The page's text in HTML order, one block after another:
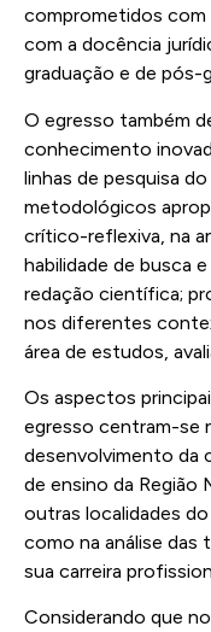
comprometidos
com a docência
graduação e de pós-
O egresso também
conhecimento
linhas de pesquisa
metodológicos
crítico-reflexiva, na
habilidade de busca
redação científica;
nos diferentes
área de estudos,
Os aspectos
egresso centram-se
desenvolvimento da
de ensino da
outras localidades
como na análise das
sua carreira
Considerando que